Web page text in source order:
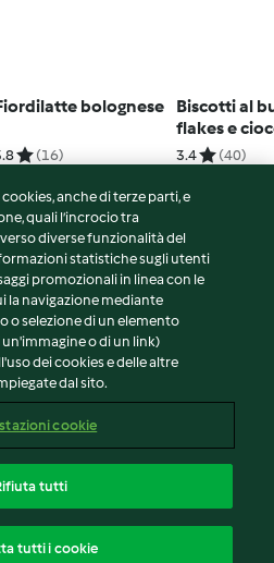
bolognese
(16)
Biscotti al
flakes e
3.4 (40)
anche di terze parti, e
quali l’incrocio tra
diverse funzionalità del
statistiche sugli utenti
promozionali in linea con le
la navigazione mediante
o selezione di un elemento
o di un link)
dei cookies e delle altre
dal sito.
cookie
tutti
tutti i cookie